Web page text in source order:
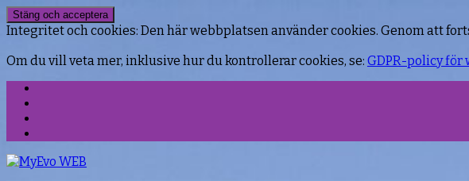
Integritet och cookies: Den här webbplatsen använder cookies. Genom att
Om du vill veta mer, inklusive hur du kontrollerar cookies, se: GDPR-policy för